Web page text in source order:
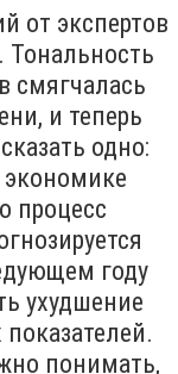
от экспертов
Тональность
смягчалась
и теперь
одно:
экономике
процесс
году
ухудшение
понимать,